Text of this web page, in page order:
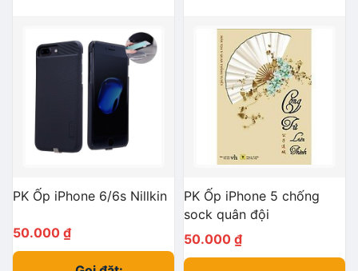
PK Ốp iPhone 6/6s Nillkin
50.000 ₫
PK Ốp iPhone 5 chống
sock quân đội
50.000 ₫